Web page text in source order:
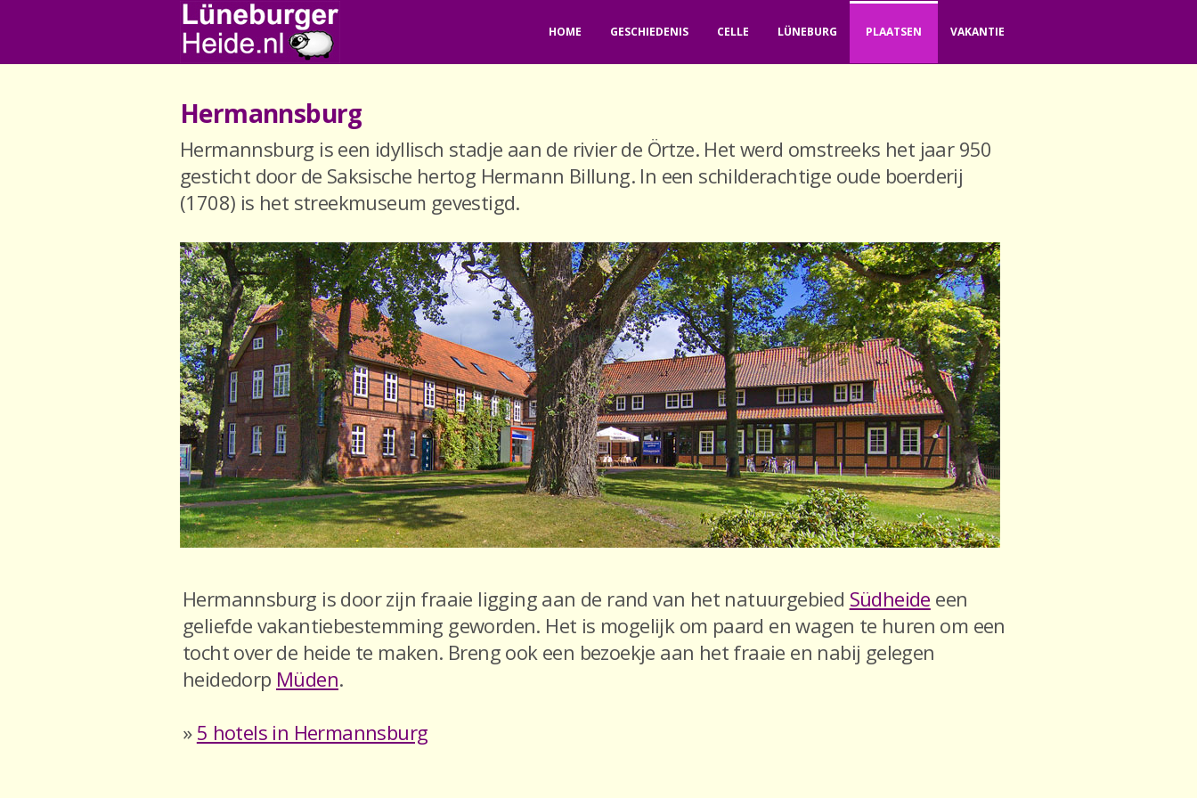
HOME GESCHIEDENIS CELLE LÜNEBURG PLAATSEN VAKANTIE
Hermannsburg
Hermannsburg is een idyllisch stadje aan de rivier de Örtze. Het werd omstreeks het jaar 950
gesticht door de Saksische hertog Hermann Billung. In een schilderachtige oude boerderij
(1708) is het streekmuseum gevestigd.
Hermannsburg is door zijn fraaie ligging aan de rand van het natuurgebied Südheide een
geliefde vakantiebestemming geworden. Het is mogelijk om paard en wagen te huren om een
tocht over de heide te maken. Breng ook een bezoekje aan het fraaie en nabij gelegen
heidedorp Müden.
» 5 hotels in Hermannsburg